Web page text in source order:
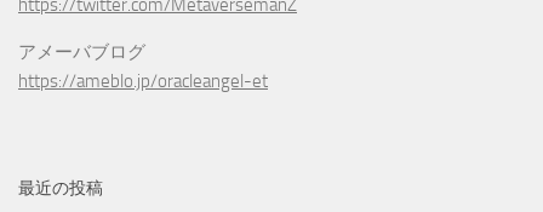
https://twitter.com/MetaversemanZ
アメーバブログ
https://ameblo.jp/oracleangel-et
最近の投稿